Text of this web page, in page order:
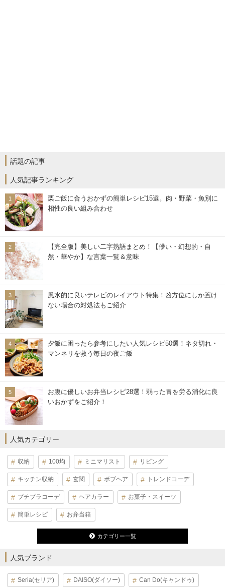
話題の記事
人気記事ランキング
栗ご飯に合うおかずの簡単レシピ15選。肉・野菜・魚別に
相性の良い組み合わせ
【完全版】美しい二字熟語まとめ！【儚い・幻想的・自
然・華やか】な言葉一覧＆意味
風水的に良いテレビのレイアウト特集！凶方位にしか置け
ない場合の対処法もご紹介
夕飯に困ったら参考にしたい人気レシピ50選！ネタ切れ・
マンネリを救う毎日の夜ご飯
お腹に優しいお弁当レシピ28選！弱った胃を労る消化に良
いおかずをご紹介！
人気カテゴリー
収納 100均 ミニマリスト リビング
キッチン収納 玄関 ボブヘア トレンドコーデ
プチプラコーデ ヘアカラー お菓子・スイーツ
簡単レシピ お弁当箱
カテゴリー一覧
人気ブランド
Seria(セリア) DAISO(ダイソー) Can Do(キャンドゥ)